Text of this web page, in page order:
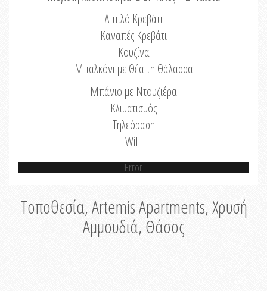
Δππλό Κρεβάτι
Καναπές Κρεβάτι
Κουζίνα
Μπαλκόνι με Θέα τη Θάλασσα
Μπάνιο με Ντουζιέρα
Κλιματισμός
Τηλεόραση
WiFi
Error
Τοποθεσία, Artemis Apartments, Χρυσή
Αμμουδιά, Θάσος